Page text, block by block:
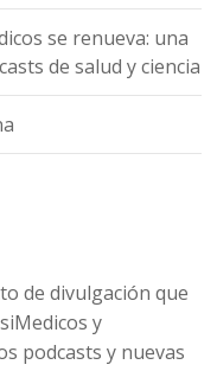
se renueva: una
de salud y ciencia
de divulgación que
y
podcasts y nuevas